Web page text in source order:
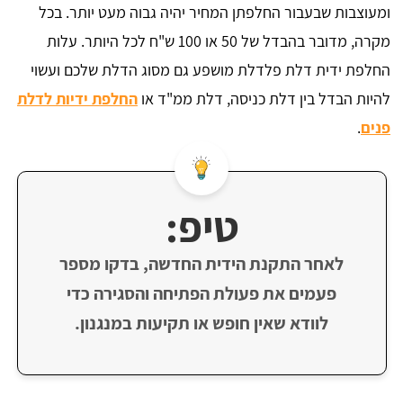
ומעוצבות שבעבור החלפתן המחיר יהיה גבוה מעט יותר. בכל
מקרה, מדובר בהבדל של 50 או 100 ש"ח לכל היותר. עלות
החלפת ידית דלת פלדלת מושפע גם מסוג הדלת שלכם ועשוי
להיות הבדל בין דלת כניסה, דלת ממ"ד או החלפת ידיות לדלת
פנים.
טיפ:
לאחר התקנת הידית החדשה, בדקו מספר
פעמים את פעולת הפתיחה והסגירה כדי
לוודא שאין חופש או תקיעות במנגנון.